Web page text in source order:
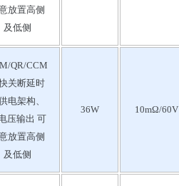
放置高侧
及低侧
QR/CCM
关断延时
电架构、
压输出 可
放置高侧
及低侧
36W 10mΩ/60V